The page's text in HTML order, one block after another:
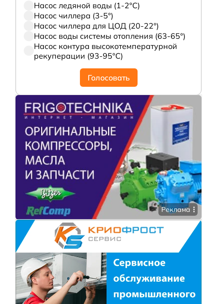
Насос ледяной воды (1-2°С)
Насос чиллера (3-5°)
Насос чиллера для ЦОД (20-22°)
Насос воды системы отопления (63-65°)
Насос контура высокотемпературной
рекуперации (93-95°С)
Голосовать
Реклама